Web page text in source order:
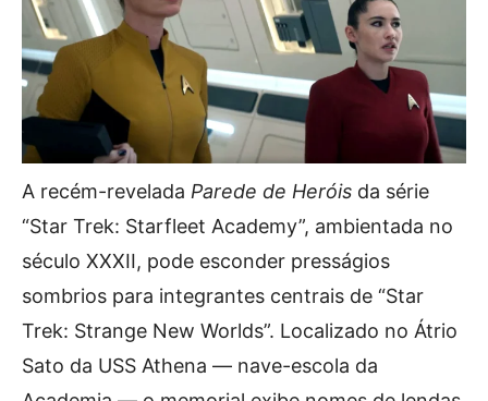
A recém-revelada Parede de Heróis da série
“Star Trek: Starfleet Academy”, ambientada no
século XXXII, pode esconder presságios
sombrios para integrantes centrais de “Star
Trek: Strange New Worlds”. Localizado no Átrio
Sato da USS Athena — nave-escola da